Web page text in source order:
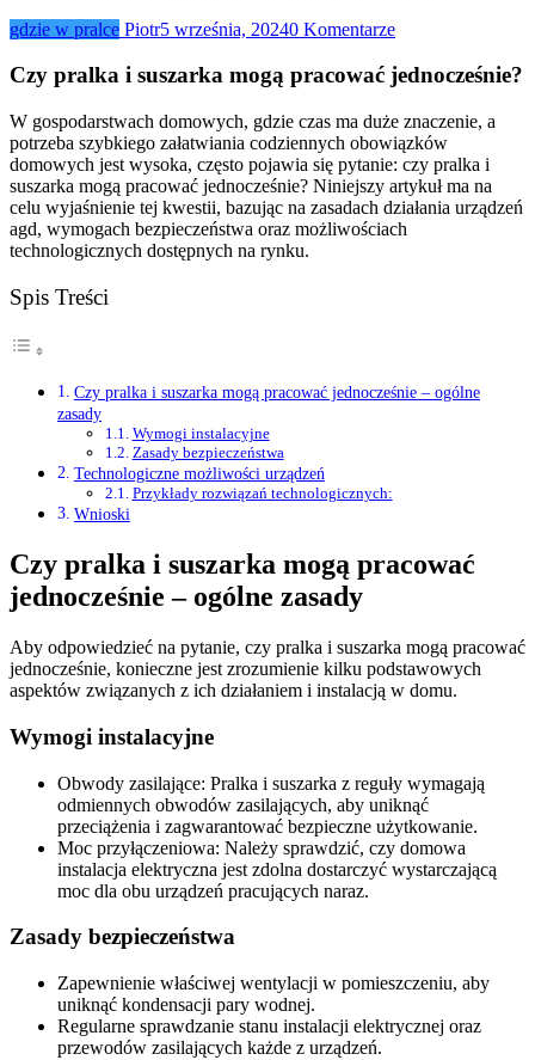
gdzie w pralce Piotr5 września, 20240 Komentarze
Czy pralka i suszarka mogą pracować jednocześnie?
W gospodarstwach domowych, gdzie czas ma duże znaczenie, a
potrzeba szybkiego załatwiania codziennych obowiązków
domowych jest wysoka, często pojawia się pytanie: czy pralka i
suszarka mogą pracować jednocześnie? Niniejszy artykuł ma na
celu wyjaśnienie tej kwestii, bazując na zasadach działania urządzeń
agd, wymogach bezpieczeństwa oraz możliwościach
technologicznych dostępnych na rynku.
Spis Treści
Czy pralka i suszarka mogą pracować jednocześnie – ogólne
zasady
Wymogi instalacyjne
Zasady bezpieczeństwa
Technologiczne możliwości urządzeń
Przykłady rozwiązań technologicznych:
Wnioski
Czy pralka i suszarka mogą pracować
jednocześnie – ogólne zasady
Aby odpowiedzieć na pytanie, czy pralka i suszarka mogą pracować
jednocześnie, konieczne jest zrozumienie kilku podstawowych
aspektów związanych z ich działaniem i instalacją w domu.
Wymogi instalacyjne
Obwody zasilające: Pralka i suszarka z reguły wymagają
odmiennych obwodów zasilających, aby uniknąć
przeciążenia i zagwarantować bezpieczne użytkowanie.
Moc przyłączeniowa: Należy sprawdzić, czy domowa
instalacja elektryczna jest zdolna dostarczyć wystarczającą
moc dla obu urządzeń pracujących naraz.
Zasady bezpieczeństwa
Zapewnienie właściwej wentylacji w pomieszczeniu, aby
uniknąć kondensacji pary wodnej.
Regularne sprawdzanie stanu instalacji elektrycznej oraz
przewodów zasilających każde z urządzeń.